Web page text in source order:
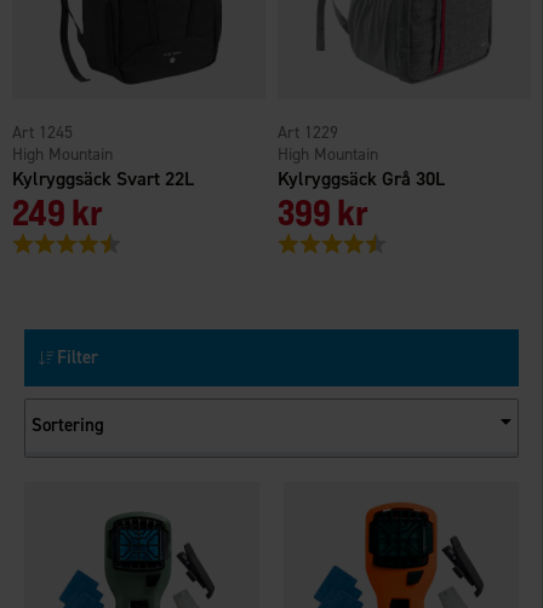
Kylryggsäck Svart 22L
High Mountain
1245
249 kr
Betyg:
Kylryggsäck Grå 30L
High Mountain
1229
399 kr
Betyg:
Filter
Sortering